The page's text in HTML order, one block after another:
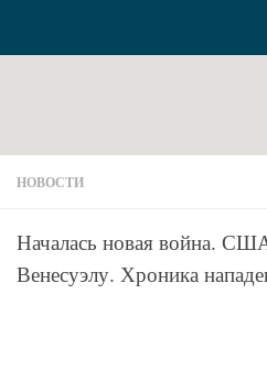
НОВОСТИ
Началась новая война.
Венесуэлу. Хроника